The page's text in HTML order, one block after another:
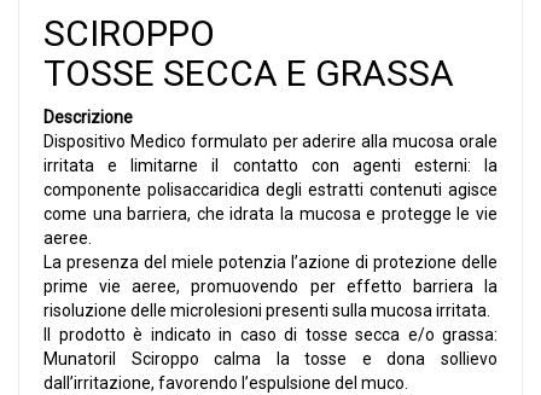
SCIROPPO
TOSSE SECCA E GRASSA
Descrizione
Dispositivo Medico formulato per aderire alla mucosa orale
irritata e limitarne il contatto con agenti esterni: la
componente polisaccaridica degli estratti contenuti agisce
come una barriera, che idrata la mucosa e protegge le vie
aeree.
La presenza del miele potenzia l’azione di protezione delle
prime vie aeree, promuovendo per effetto barriera la
risoluzione delle microlesioni presenti sulla mucosa irritata.
Il prodotto è indicato in caso di tosse secca e/o grassa:
Munatoril Sciroppo calma la tosse e dona sollievo
dall’irritazione, favorendo l’espulsione del muco.